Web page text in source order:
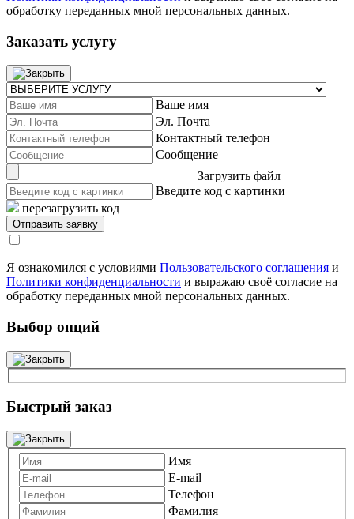
обработку переданных мной персональных данных.
Заказать услугу
Ваше имя
Эл. Почта
Контактный телефон
Сообщение
Загрузить файл
Введите код с картинки
перезагрузить код
Я ознакомился с условиями Пользовательского соглашения и
Политики конфиденциальности и выражаю своё согласие на
обработку переданных мной персональных данных.
Выбор опций
Быстрый заказ
Имя
E-mail
Телефон
Фамилия